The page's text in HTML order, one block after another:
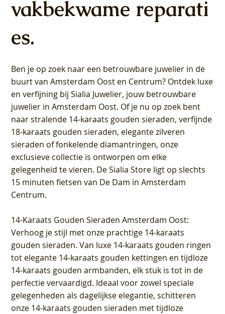
vakbekwame reparati
es.
Ben je op zoek naar een betrouwbare juwelier in de
buurt van Amsterdam Oost en Centrum? Ontdek luxe
en verfijning bij Sialia Juwelier, jouw betrouwbare
juwelier in Amsterdam Oost. Of je nu op zoek bent
naar stralende 14-karaats gouden sieraden, verfijnde
18-karaats gouden sieraden, elegante zilveren
sieraden of fonkelende diamantringen, onze
exclusieve collectie is ontworpen om elke
gelegenheid te vieren. De Sialia Store ligt op slechts
15 minuten fietsen van De Dam in Amsterdam
Centrum.
14-Karaats Gouden Sieraden Amsterdam Oost:
Verhoog je stijl met onze prachtige 14-karaats
gouden sieraden. Van luxe 14-karaats gouden ringen
tot elegante 14-karaats gouden kettingen en tijdloze
14-karaats gouden armbanden, elk stuk is tot in de
perfectie vervaardigd. Ideaal voor zowel speciale
gelegenheden als dagelijkse elegantie, schitteren
onze 14-karaats gouden sieraden met tijdloze